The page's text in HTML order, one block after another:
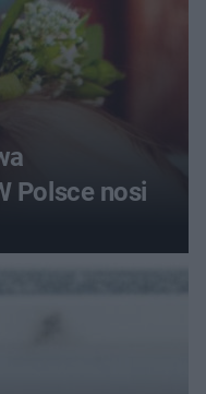
Polsce nosi